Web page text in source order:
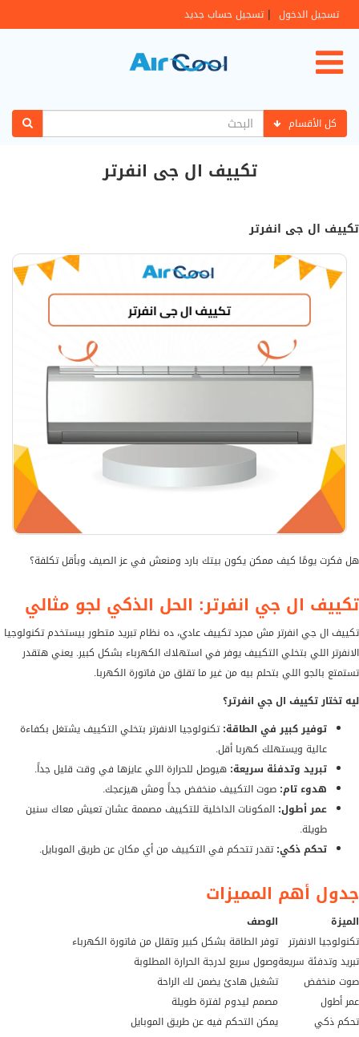
تسجيل الدخول | تسجيل حساب جديد
كل الأقسام
تكييف ال جى انفرتر
تكييف ال جى انفرتر
هل فكرت يومًا كيف ممكن يكون بيتك بارد ومنعش في عز الصيف وبأقل تكلفة؟
تكييف ال جي انفرتر: الحل الذكي لجو مثالي
تكييف ال جي انفرتر مش مجرد تكييف عادي، ده نظام تبريد متطور بيستخدم تكنولوجيا
الانفرتر اللي بتخلي التكييف يوفر في استهلاك الكهرباء بشكل كبير. يعني هتقدر
تستمتع بالجو اللي بتحلم بيه من غير ما تقلق من فاتورة الكهربا.
ليه تختار تكييف ال جي انفرتر؟
توفير كبير في الطاقة:تكنولوجيا الانفرتر بتخلي التكييف يشتغل بكفاءة
عالية ويستهلك كهربا أقل.
تبريد وتدفئة سريعة: هيوصل للحرارة اللي عايزها في وقت قليل جداً.
هدوء تام: صوت التكييف منخفض جداً ومش هيزعجك.
عمر أطول: المكونات الداخلية للتكييف مصممة عشان تعيش معاك سنين
طويلة.
تحكم ذكي:تقدر تتحكم في التكييف من أي مكان عن طريق الموبايل.
جدول أهم المميزات
الميزة
الوصف
تكنولوجيا الانفرتر
توفر الطاقة بشكل كبير وتقلل من فاتورة الكهرباء
تبريد وتدفئة سريعةوصول سريع لدرجة الحرارة المطلوبة
صوت منخفض
تشغيل هادئ يضمن لك الراحة
عمر أطول
مصمم ليدوم لفترة طويلة
تحكم ذكي
يمكن التحكم فيه عن طريق الموبايل